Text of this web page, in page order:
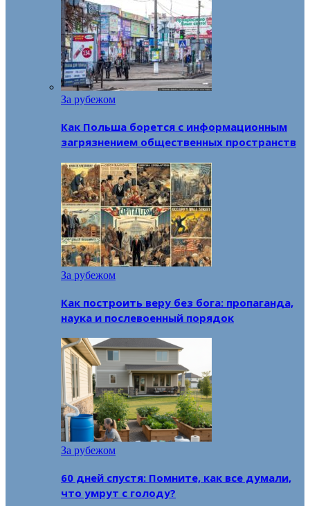
За рубежом
Как Польша борется с информационным
загрязнением общественных пространств
За рубежом
Как построить веру без бога: пропаганда,
наука и послевоенный порядок
За рубежом
60 дней спустя: Помните, как все думали,
что умрут с голоду?